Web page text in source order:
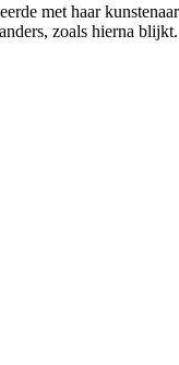
met haar
zoals hierna blijkt.